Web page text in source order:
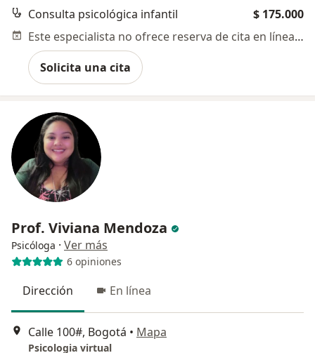
Consulta psicológica infantil
$ 175.000
Este especialista no ofrece reserva de cita en línea en esta dirección.
Solicita una cita
Prof. Viviana Mendoza
Psicóloga · Ver más
6 opiniones
Dirección En línea
Calle 100#, Bogotá • Mapa
Psicologia virtual